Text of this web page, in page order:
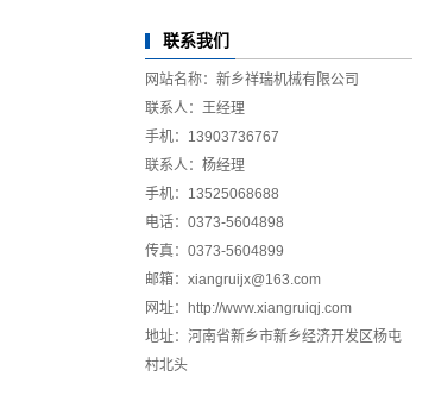
联系我们
网站名称：新乡祥瑞机械有限公司
联系人：王经理
手机：13903736767
联系人：杨经理
手机：13525068688
电话：0373-5604898
传真：0373-5604899
邮箱：xiangruijx@163.com
网址：http://www.xiangruiqj.com
地址：河南省新乡市新乡经济开发区杨屯
村北头